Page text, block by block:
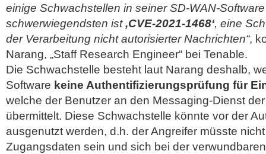
einige Schwachstellen in seiner SD-WAN-Software
schwerwiegendsten ist,CVE-2021-1468‘, eine
der Verarbeitung nicht autorisierter Nachrichten“,
Narang, „Staff Research Engineer“ bei Tenable.
Die Schwachstelle besteht laut Narang deshalb,
Software keine Authentifizierungsprüfung für
welche der Benutzer an den Messaging-Dienst
übermittelt. Diese Schwachstelle könnte vor der
ausgenutzt werden, d.h. der Angreifer müsste
Zugangsdaten sein und sich bei der